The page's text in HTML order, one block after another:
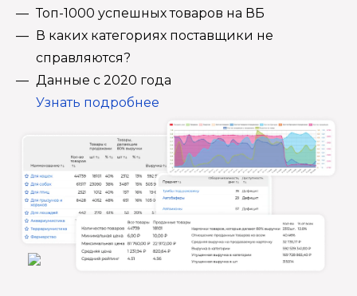
Топ-1000 успешных товаров на ВБ
В каких категориях поставщики не
справляются?
Данные с 2020 года
Узнать подробнее